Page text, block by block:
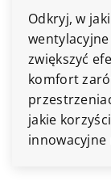
Odkryj, w
zwiększyć
komfort
jakie
innowacyjne